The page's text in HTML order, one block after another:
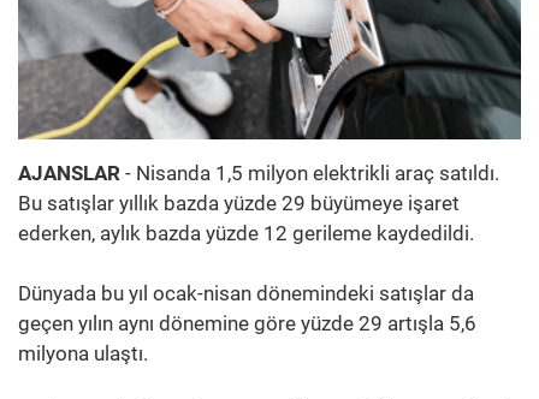
AJANSLAR - Nisanda 1,5 milyon elektrikli araç satıldı.
Bu satışlar yıllık bazda yüzde 29 büyümeye işaret
ederken, aylık bazda yüzde 12 gerileme kaydedildi.
Dünyada bu yıl ocak-nisan dönemindeki satışlar da
geçen yılın aynı dönemine göre yüzde 29 artışla 5,6
milyona ulaştı.